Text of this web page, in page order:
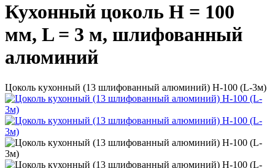
Кухонный цоколь H = 100
мм, L = 3 м, шлифованный
алюминий
Цоколь кухонный (13 шлифованный алюминий) Н-100 (L-3м)